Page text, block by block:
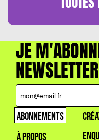
JE
NEWSLETTER
ABONNEMENTS
À PROPOS